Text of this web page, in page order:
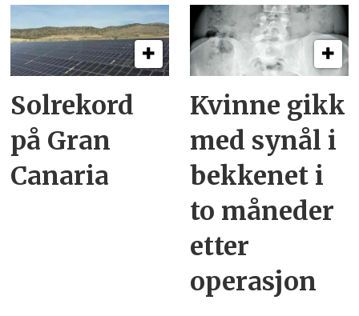
Solrekord
på Gran
Canaria
Kvinne gikk
med synål i
bekkenet i
to måneder
etter
operasjon